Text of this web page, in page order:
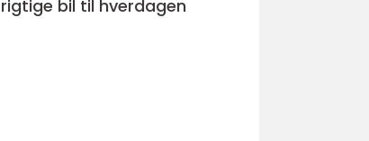
rigtige bil til hverdagen